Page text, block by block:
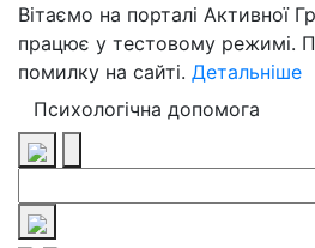
Вітаємо на порталі Активної
працює у тестовому режимі.
помилку на сайті. Детальніше
Психологічна допомога